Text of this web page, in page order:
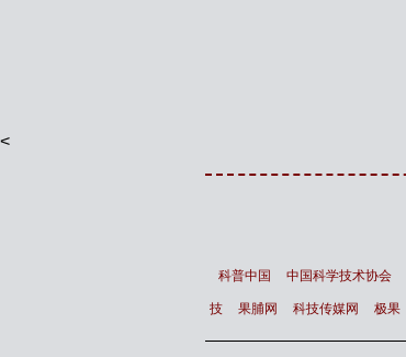
<
科普中国 中国科学技术协会
技 果脯网 科技传媒网 极果